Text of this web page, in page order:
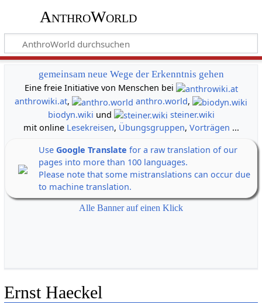
AnthroWorld
gemeinsam neue Wege der Erkenntnis gehen
Eine freie Initiative von Menschen bei
anthrowiki.at, anthro.world,
biodyn.wiki und
steiner.wiki
mit online Lesekreisen, Übungsgruppen, Vorträgen ...
Use Google Translate for a raw translation of our
pages into more than 100 languages.
Please note that some mistranslations can occur due
to machine translation.
Alle Banner auf einen Klick
Ernst Haeckel